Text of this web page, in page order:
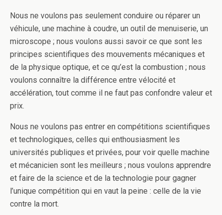
Nous ne voulons pas seulement conduire ou réparer un
véhicule, une machine à coudre, un outil de menuiserie, un
microscope ; nous voulons aussi savoir ce que sont les
principes scientifiques des mouvements mécaniques et
de la physique optique, et ce qu’est la combustion ; nous
voulons connaître la différence entre vélocité et
accélération, tout comme il ne faut pas confondre valeur et
prix.
Nous ne voulons pas entrer en compétitions scientifiques
et technologiques, celles qui enthousiasment les
universités publiques et privées, pour voir quelle machine
et mécanicien sont les meilleurs ; nous voulons apprendre
et faire de la science et de la technologie pour gagner
l’unique compétition qui en vaut la peine : celle de la vie
contre la mort.